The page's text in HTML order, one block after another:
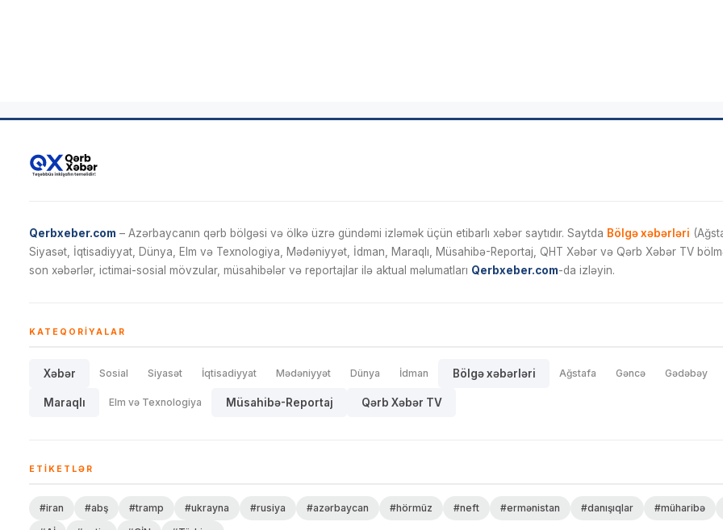
Qerbxeber.com – Azərbaycanın qərb bölgəsi və ölkə üzrə gündəmi izləmək üçün etibarlı xəbər saytıdır. Saytda Bölgə xəbərləri
Siyasət, İqtisadiyyat, Dünya, Elm və Texnologiya, Mədəniyyət, İdman, Maraqlı, Müsahibə-Reportaj, QHT Xəbər və Qərb Xəbər TV
son xəbərlər, ictimai-sosial mövzular, müsahibələr və reportajlar ilə aktual məlumatları Qerbxeber.com-da izləyin.
KATEQORIYALAR
Xəbər Sosial Siyasət İqtisadiyyat Mədəniyyət Dünya İdman Bölgə xəbərləri Ağstafa Gəncə Gədəbəy
Maraqlı Elm və Texnologiya Müsahibə-Reportaj Qərb Xəbər TV
ETIKETLƏR
#iran #abş #tramp #ukrayna #rusiya #azərbaycan #hörmüz #neft #ermənistan #danışıqlar #müharibə